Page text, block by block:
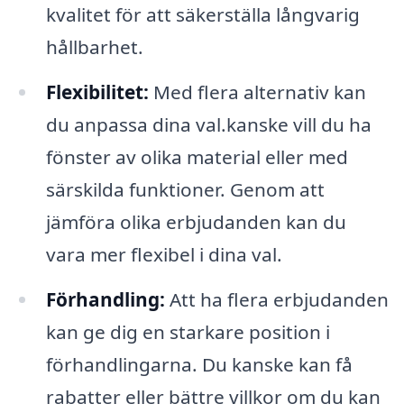
kvalitet för att säkerställa långvarig
hållbarhet.
Flexibilitet: Med flera alternativ kan
du anpassa dina val.kanske vill du ha
fönster av olika material eller med
särskilda funktioner. Genom att
jämföra olika erbjudanden kan du
vara mer flexibel i dina val.
Förhandling: Att ha flera erbjudanden
kan ge dig en starkare position i
förhandlingarna. Du kanske kan få
rabatter eller bättre villkor om du kan